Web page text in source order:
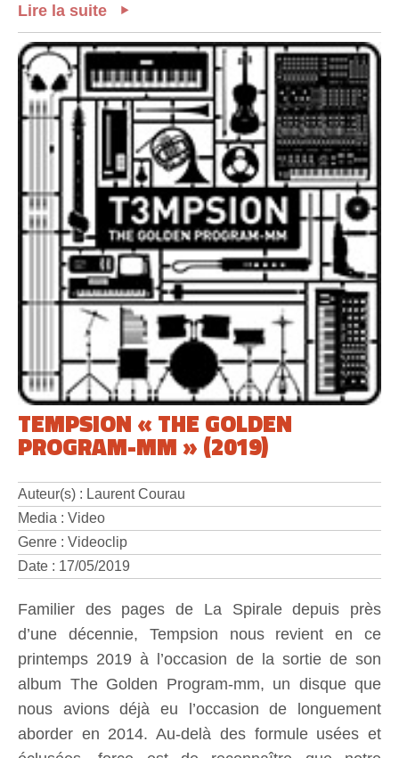
Lire la suite
TEMPSION « THE GOLDEN
PROGRAM-MM » (2019)
Auteur(s) : Laurent Courau
Media : Video
Genre : Videoclip
Date : 17/05/2019
Familier des pages de La Spirale depuis près
d’une décennie, Tempsion nous revient en ce
printemps 2019 à l’occasion de la sortie de son
album The Golden Program-mm, un disque que
nous avions déjà eu l’occasion de longuement
aborder en 2014. Au-delà des formule usées et